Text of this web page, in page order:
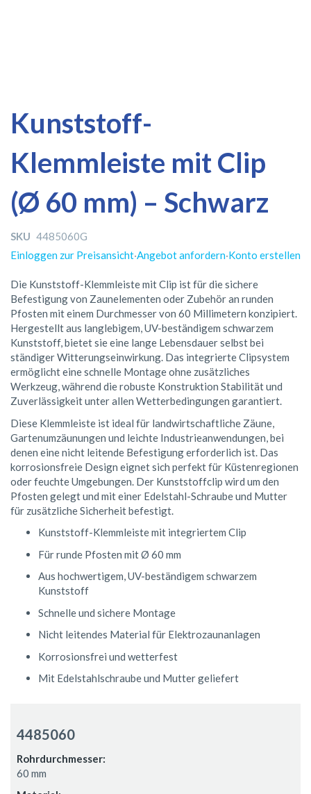
Kunststoff-
Klemmleiste mit Clip
(Ø 60 mm) – Schwarz
SKU 4485060G
Einloggen zur Preisansicht·Angebot anfordern·Konto erstellen
Die Kunststoff-Klemmleiste mit Clip ist für die sichere
Befestigung von Zaunelementen oder Zubehör an runden
Pfosten mit einem Durchmesser von 60 Millimetern konzipiert.
Hergestellt aus langlebigem, UV-beständigem schwarzem
Kunststoff, bietet sie eine lange Lebensdauer selbst bei
ständiger Witterungseinwirkung. Das integrierte Clipsystem
ermöglicht eine schnelle Montage ohne zusätzliches
Werkzeug, während die robuste Konstruktion Stabilität und
Zuverlässigkeit unter allen Wetterbedingungen garantiert.
Diese Klemmleiste ist ideal für landwirtschaftliche Zäune,
Gartenumzäunungen und leichte Industrieanwendungen, bei
denen eine nicht leitende Befestigung erforderlich ist. Das
korrosionsfreie Design eignet sich perfekt für Küstenregionen
oder feuchte Umgebungen. Der Kunststoffclip wird um den
Pfosten gelegt und mit einer Edelstahl-Schraube und Mutter
für zusätzliche Sicherheit befestigt.
Kunststoff-Klemmleiste mit integriertem Clip
Für runde Pfosten mit Ø 60 mm
Aus hochwertigem, UV-beständigem schwarzem
Kunststoff
Schnelle und sichere Montage
Nicht leitendes Material für Elektrozaunanlagen
Korrosionsfrei und wetterfest
Mit Edelstahlschraube und Mutter geliefert
Ende
Bildergalerie
springen
Anfang
Bildergalerie
springen
Artikel
4485060
60 mm